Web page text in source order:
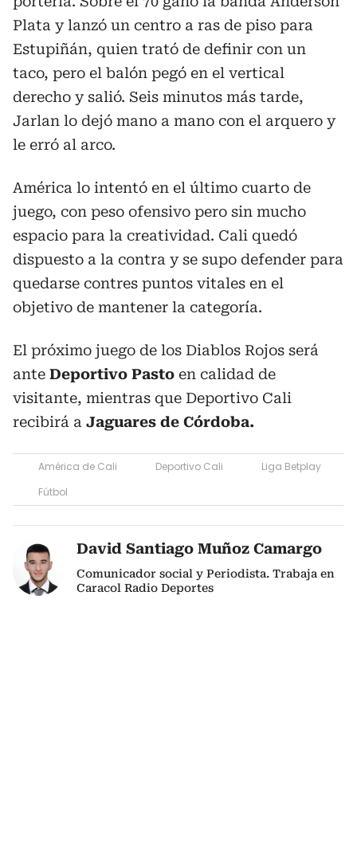
Plata y lanzó un centro a ras de piso para
Estupiñán, quien trató de definir con un
taco, pero el balón pegó en el vertical
derecho y salió. Seis minutos más tarde,
Jarlan lo dejó mano a mano con el arquero y
le erró al arco.
América lo intentó en el último cuarto de
juego, con peso ofensivo pero sin mucho
espacio para la creatividad. Cali quedó
dispuesto a la contra y se supo defender para
quedarse contres puntos vitales en el
objetivo de mantener la categoría.
El próximo juego de los Diablos Rojos será
ante Deportivo Pasto en calidad de
visitante, mientras que Deportivo Cali
recibirá a Jaguares de Córdoba.
América de Cali Deportivo Cali
Liga Betplay
Fútbol
David Santiago Muñoz Camargo
Comunicador social y Periodista. Trabaja en
Caracol Radio Deportes